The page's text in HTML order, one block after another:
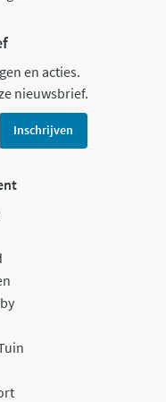
en acties.
nieuwsbrief.
Inschrijven